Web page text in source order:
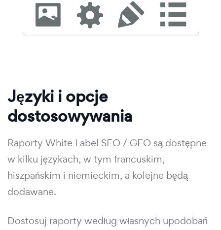
Języki i opcje
dostosowywania
Raporty White Label SEO / GEO są dostępne
w kilku językach, w tym francuskim,
hiszpańskim i niemieckim, a kolejne będą
dodawane.
Dostosuj raporty według własnych upodobań